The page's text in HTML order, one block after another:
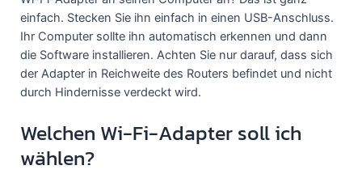
einfach. Stecken Sie ihn einfach in einen USB-Anschluss.
Ihr Computer sollte ihn automatisch erkennen und dann
die Software installieren. Achten Sie nur darauf, dass sich
der Adapter in Reichweite des Routers befindet und nicht
durch Hindernisse verdeckt wird.
Welchen Wi-Fi-Adapter soll ich
wählen?